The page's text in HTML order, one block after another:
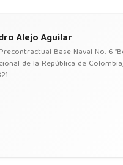
Alejo Aguilar
Base Naval No. 6
de la República de Colombia,